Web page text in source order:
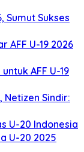
Sumut Sukses
AFF U-19 2026
AFF U-19
Netizen Sindir:
U-20 Indonesia
U-20 2025